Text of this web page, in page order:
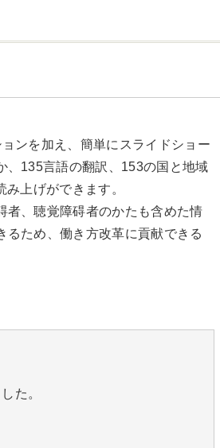
ンを加え、簡単にスライドショー
、135言語の翻訳、153の国と地域
上げができます。
者、聴覚障碍者のかたも含めた情
ため、働き方改革に貢献できる
た。